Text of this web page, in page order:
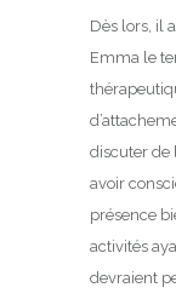
Dès lors, il
Emma le
discuter de
avoir
présence
activités
devraient